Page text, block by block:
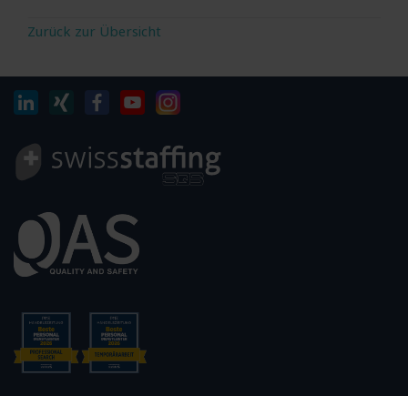
Zurück zur Übersicht